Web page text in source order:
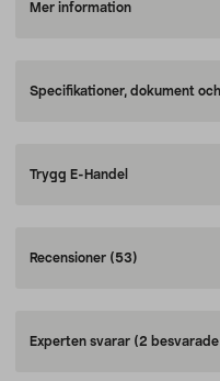
Mer information
Specifikationer, dokument
Trygg E-Handel
Recensioner (53)
Experten svarar (2